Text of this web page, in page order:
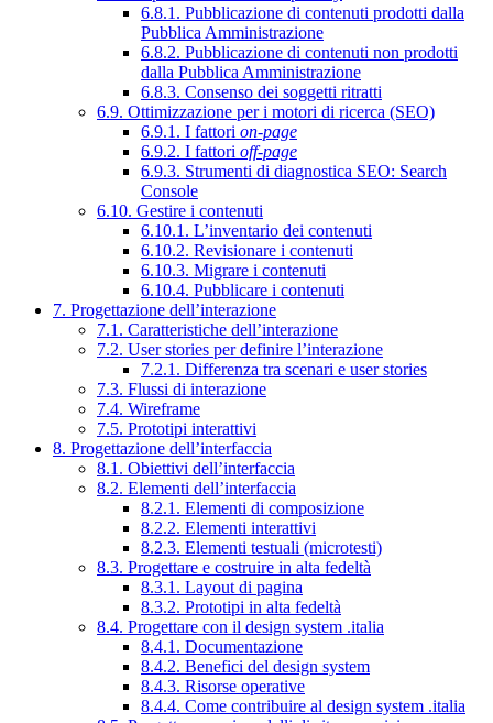
6.8.1. Pubblicazione di contenuti prodotti dalla
Pubblica Amministrazione
6.8.2. Pubblicazione di contenuti non prodotti
dalla Pubblica Amministrazione
6.8.3. Consenso dei soggetti ritratti
6.9. Ottimizzazione per i motori di ricerca (SEO)
6.9.1. I fattori on-page
6.9.2. I fattori off-page
6.9.3. Strumenti di diagnostica SEO: Search
Console
6.10. Gestire i contenuti
6.10.1. L’inventario dei contenuti
6.10.2. Revisionare i contenuti
6.10.3. Migrare i contenuti
6.10.4. Pubblicare i contenuti
7. Progettazione dell’interazione
7.1. Caratteristiche dell’interazione
7.2. User stories per definire l’interazione
7.2.1. Differenza tra scenari e user stories
7.3. Flussi di interazione
7.4. Wireframe
7.5. Prototipi interattivi
8. Progettazione dell’interfaccia
8.1. Obiettivi dell’interfaccia
8.2. Elementi dell’interfaccia
8.2.1. Elementi di composizione
8.2.2. Elementi interattivi
8.2.3. Elementi testuali (microtesti)
8.3. Progettare e costruire in alta fedeltà
8.3.1. Layout di pagina
8.3.2. Prototipi in alta fedeltà
8.4. Progettare con il design system .italia
8.4.1. Documentazione
8.4.2. Benefici del design system
8.4.3. Risorse operative
8.4.4. Come contribuire al design system .italia